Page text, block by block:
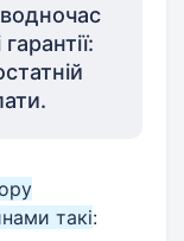
водночас
такі: